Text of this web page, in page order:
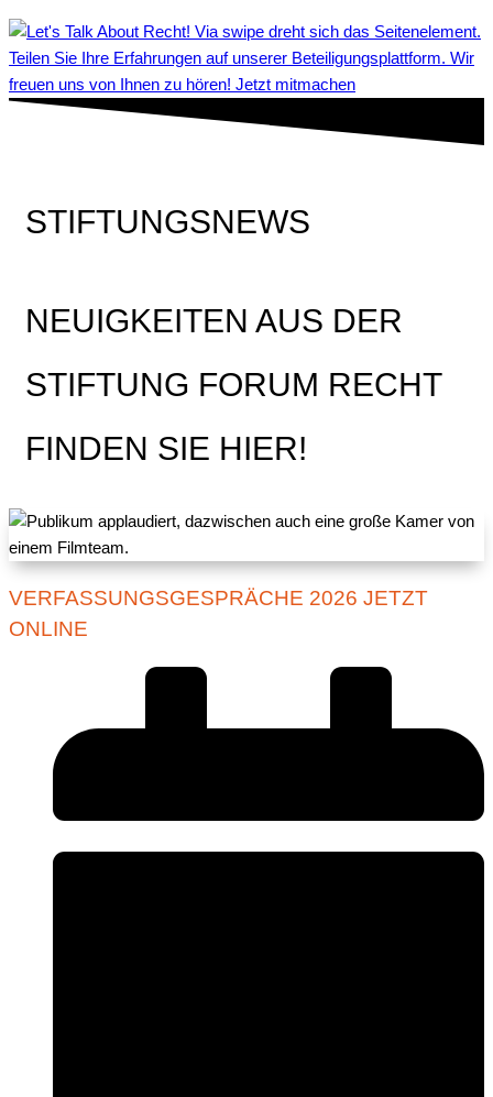
Teilen Sie Ihre Erfahrungen auf unserer Beteiligungsplattform. Wir
freuen uns von Ihnen zu hören! Jetzt mitmachen
STIFTUNGSNEWS
NEUIGKEITEN AUS DER
STIFTUNG FORUM RECHT
FINDEN SIE HIER!
VERFASSUNGSGESPRÄCHE 2026 JETZT
ONLINE